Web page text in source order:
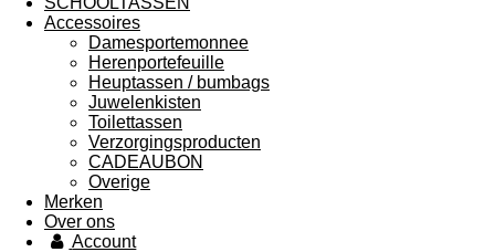
Accessoires
Damesportemonnee
Herenportefeuille
Heuptassen / bumbags
Juwelenkisten
Toilettassen
Verzorgingsproducten
CADEAUBON
Overige
Merken
Over ons
Account